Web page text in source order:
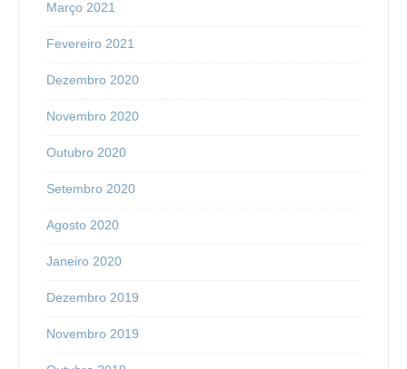
Março 2021
Fevereiro 2021
Dezembro 2020
Novembro 2020
Outubro 2020
Setembro 2020
Agosto 2020
Janeiro 2020
Dezembro 2019
Novembro 2019